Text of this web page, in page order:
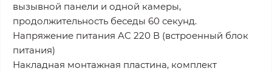
вызывной панели и одной камеры,
продолжительность беседы 60 секунд.
Напряжение питания AC 220 В (встроенный блок
питания)
Накладная монтажная пластина, комплект